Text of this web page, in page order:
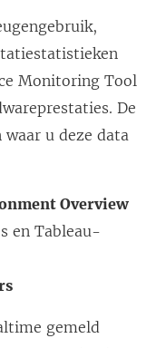
Monitoring Tool
De
u deze data
Overview
en Tableau-
gemeld